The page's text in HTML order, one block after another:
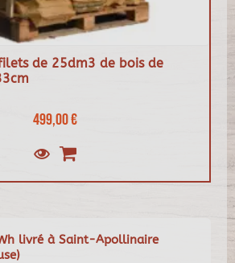
de 25dm3 de bois de
499,00 €
livré à Saint-Apollinaire